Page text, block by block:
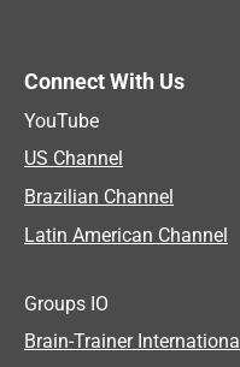
Connect With Us
YouTube
US Channel
Brazilian Channel
Latin American Channel
Groups IO
Brain-Trainer International